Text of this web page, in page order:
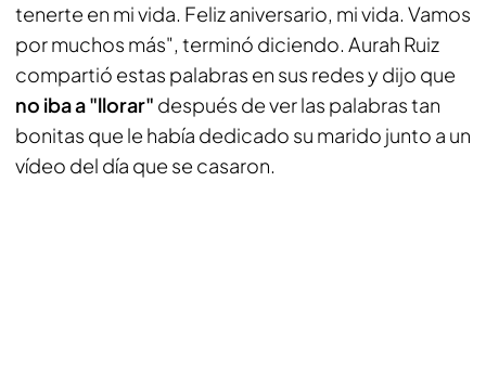
tenerte en mi vida. Feliz aniversario, mi vida. Vamos
por muchos más", terminó diciendo. Aurah Ruiz
compartió estas palabras en sus redes y dijo que
no iba a "llorar" después de ver las palabras tan
bonitas que le había dedicado su marido junto a un
vídeo del día que se casaron.